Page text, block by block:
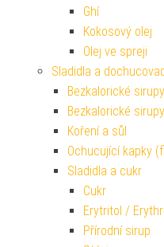
Ghí
Kokosový olej
Olej ve spreji
Sladidla a
Bezkalorické
Bezkalorické
Koření a sůl
Ochucující kapky
Sladidla a cukr
Cukr
Erytritol /
Přírodní sirup